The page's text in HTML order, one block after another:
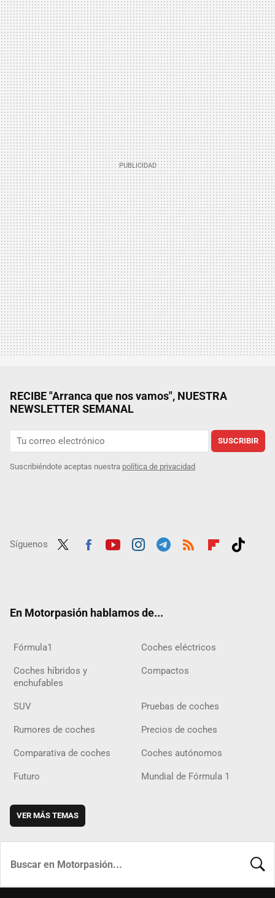
RECIBE "Arranca que nos vamos", NUESTRA
NEWSLETTER SEMANAL
SUSCRIBIR
Suscribiéndote aceptas nuestra política de privacidad
Síguenos
En Motorpasión hablamos de...
Fórmula1 Coches eléctricos
Coches híbridos y
enchufables
Compactos
SUV Pruebas de coches
Rumores de coches Precios de coches
Comparativa de coches Coches autónomos
Futuro Mundial de Fórmula 1
VER MÁS TEMAS